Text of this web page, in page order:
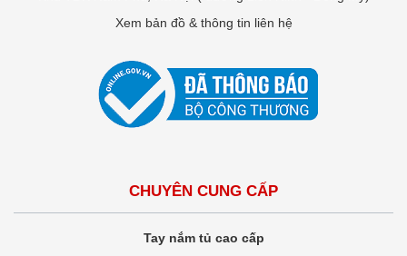
Xem bản đồ & thông tin liên hệ
CHUYÊN CUNG CẤP
Tay nắm tủ cao cấp